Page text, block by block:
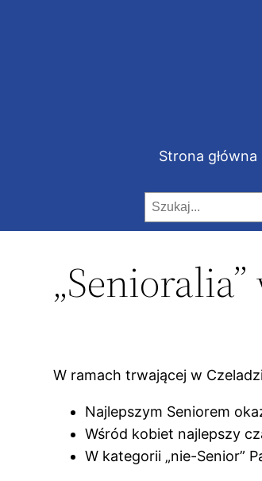
Strona główna
W ramach trwającej w
Najlepszym Seniorem
Wśród kobiet najlepszy
W kategorii „nie-Senior”